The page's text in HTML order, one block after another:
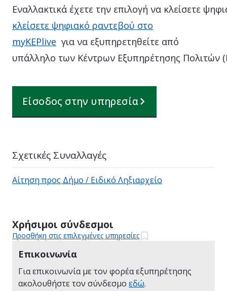
Εναλλακτικά έχετε την επιλογή να κλείσετε
κλείσετε ψηφιακό ραντεβού στο
myKEPlive για να εξυπηρετηθείτε από
υπάλληλο των Κέντρων Εξυπηρέτησης Πολιτών
Είσοδος στην υπηρεσία
Χρήσιμοι σύνδεσμοι
Προσθήκη στις επιλεγμένες υπηρεσίες
Επικοινωνία
Για επικοινωνία με τον φορέα εξυπηρέτησης
ακολουθήστε τον σύνδεσμο εδώ.
Σχετικές Συναλλαγές
Αίτηση προς Δήμο / Ειδικό Ληξιαρχείο